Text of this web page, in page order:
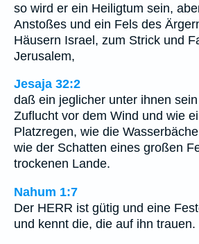
so wird er ein Heiligtum sein,
Anstoßes und ein Fels des
Häusern Israel, zum Strick und
Jerusalem,
Jesaja 32:2
daß ein jeglicher unter ihnen
Zuflucht vor dem Wind und wie
Platzregen, wie die
wie der Schatten eines großen
trockenen Lande.
Nahum 1:7
Der HERR ist gütig und eine
und kennt die, die auf ihn trauen.